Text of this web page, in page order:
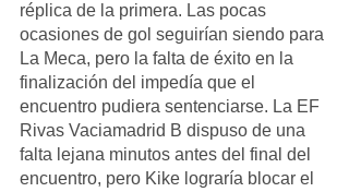
réplica de la primera. Las pocas
ocasiones de gol seguirían siendo para
La Meca, pero la falta de éxito en la
finalización del impedía que el
encuentro pudiera sentenciarse. La EF
Rivas Vaciamadrid B dispuso de una
falta lejana minutos antes del final del
encuentro, pero Kike lograría blocar el